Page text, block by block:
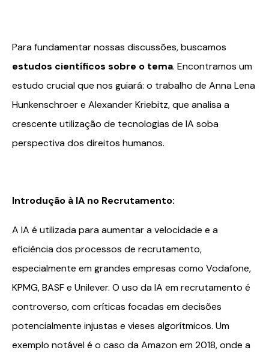
Para fundamentar nossas discussões, buscamos
estudos científicos sobre o tema. Encontramos um
estudo crucial que nos guiará: o trabalho de Anna Lena
Hunkenschroer e Alexander Kriebitz, que analisa a
crescente utilização de tecnologias de IA soba
perspectiva dos direitos humanos.
Introdução à IA no Recrutamento:
A IA é utilizada para aumentar a velocidade e a
eficiência dos processos de recrutamento,
especialmente em grandes empresas como Vodafone,
KPMG, BASF e Unilever. O uso da IA em recrutamento é
controverso, com críticas focadas em decisões
potencialmente injustas e vieses algorítmicos. Um
exemplo notável é o caso da Amazon em 2018, onde a